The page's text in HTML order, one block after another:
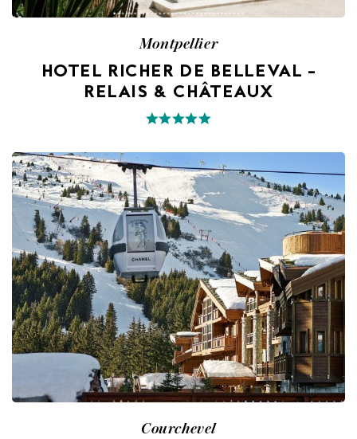
Montpellier
HOTEL RICHER DE BELLEVAL –
RELAIS & CHÂTEAUX
Courchevel